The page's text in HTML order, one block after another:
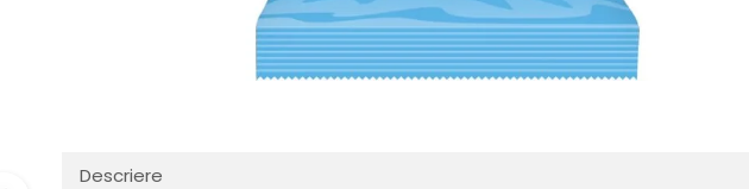
Descriere